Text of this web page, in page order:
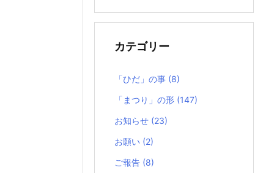
記
カテゴリー
「ひだ」の事 (8)
「まつり」の形 (147)
お知らせ (23)
お願い (2)
ご報告 (8)